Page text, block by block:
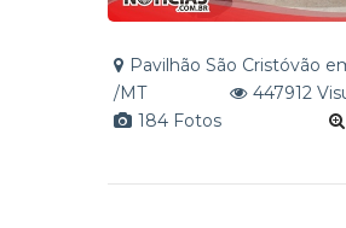
Pavilhão São Cristóvão
/MT
447912
184 Fotos